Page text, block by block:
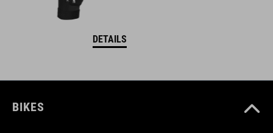
DETAILS
BIKES